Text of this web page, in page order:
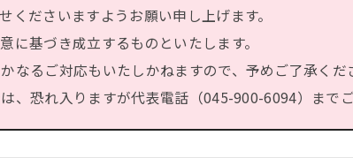
ださいますようお願い申し上げます。
に基づき成立するものといたします。
なるご対応もいたしかねますので、予めご了承くだ
、恐れ入りますが代表電話（045-900-6094）まで